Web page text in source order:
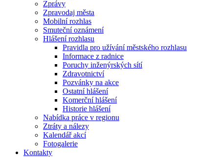
Zprávy
Zpravodaj města
Mobilní rozhlas
Smuteční oznámení
Hlášení rozhlasu
Pravidla pro užívání městského rozhlasu
Informace z radnice
Poruchy inženýrských sítí
Zdravotnictví
Pozvánky na akce
Ostatní hlášení
Komerční hlášení
Historie hlášení
Nabídka práce v regionu
Ztráty a nálezy
Kalendář akcí
Fotogalerie
Kontakty